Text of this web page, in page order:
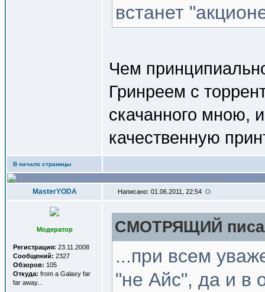
встанет
Чем
Гринреем с
скачанного мною,
качественную
В начало страницы
MasterYODA Написано: 01.06.2011, 22:54
Модератор
Регистрация: 23.11.2008
Сообщений: 2327
Обзоров: 105
Откуда: from a Galaxy far
far away...
СМОТРЯЩИЙ
...при всем
"не Айс", да и в